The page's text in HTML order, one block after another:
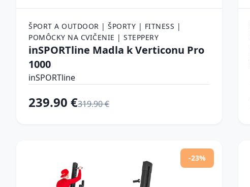
ŠPORT A OUTDOOR | ŠPORTY | FITNESS |
POMÔCKY NA CVIČENIE | STEPPERY
inSPORTline Madla k Verticonu Pro
1000
inSPORTline
239.90 €319.90 €
-23%